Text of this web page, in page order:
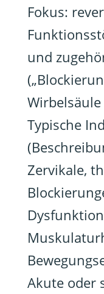
Fokus:
und
Typische
Zervikale,
Akute oder